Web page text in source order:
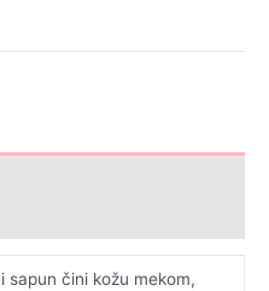
sapun čini kožu mekom,